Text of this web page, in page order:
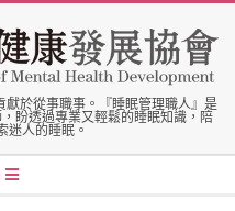
獻於從事職事。『睡眠管理職人』是
盼透過專業又輕鬆的睡眠知識，陪
迷人的睡眠。